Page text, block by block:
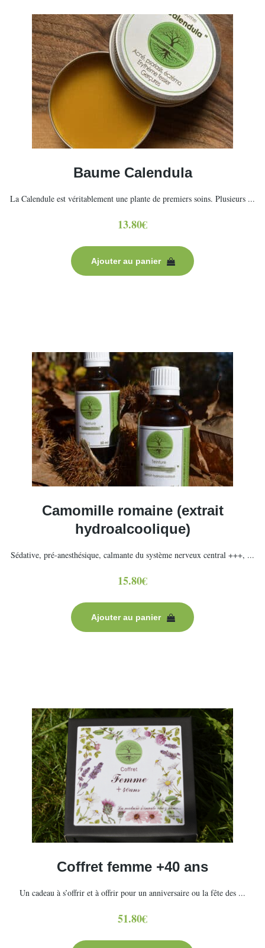
Baume Calendula
La Calendule est véritablement une plante de premiers soins. Plusieurs ...
13.80€
Ajouter au panier
Camomille romaine (extrait
hydroalcoolique)
Sédative, pré-anesthésique, calmante du système nerveux central +++, ...
15.80€
Ajouter au panier
Coffret femme +40 ans
Un cadeau à s’offrir et à offrir pour un anniversaire ou la fête des ...
51.80€